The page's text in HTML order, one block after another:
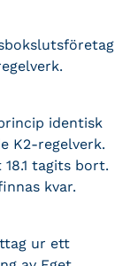
identisk
K2-regelverk.
tagits bort.
kvar.
ur ett